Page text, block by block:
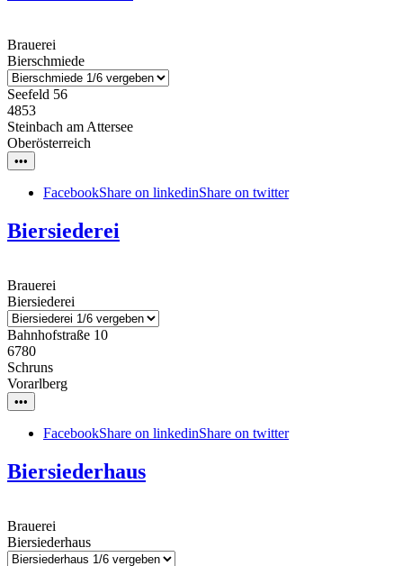
Brauerei
Bierschmiede
Seefeld 56
4853
Steinbach am Attersee
Oberösterreich
•••
FacebookShare on linkedinShare on twitter
Biersiederei
Brauerei
Biersiederei
Bahnhofstraße 10
6780
Schruns
Vorarlberg
•••
FacebookShare on linkedinShare on twitter
Biersiederhaus
Brauerei
Biersiederhaus